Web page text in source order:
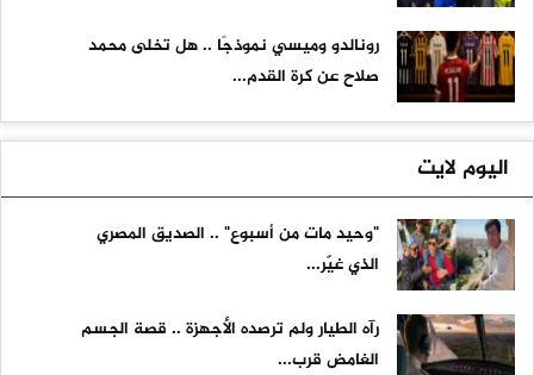
رونالدو وميسي نموذجًا .. هل تخلى محمد
صلاح عن كرة القدم...
اليوم لايت
"وحيد مات من أسبوع" .. الصديق المصري
الذي غيّر...
رآه الطيار ولم ترصده الأجهزة .. قصة الجسم
الغامض قرب...